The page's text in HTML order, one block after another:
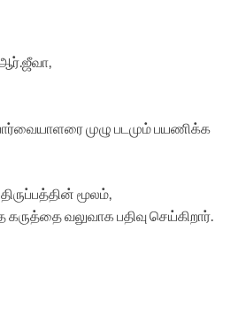
முழு படமும் பயணிக்க
மூலம்,
வலுவாக பதிவு செய்கிறார்.